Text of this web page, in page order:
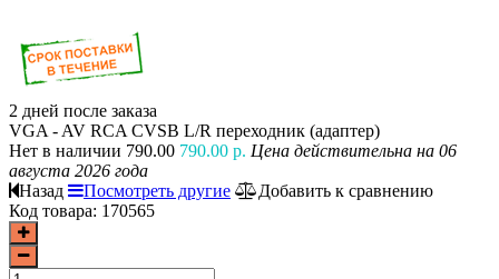
2 дней после заказа
VGA - AV RCA CVSB L/R переходник (адаптер)
Нет в наличии 790.00 790.00 р. Цена действительна на 06
августа 2026 года
Назад
Посмотреть другие
Добавить к сравнению
Код товара: 170565